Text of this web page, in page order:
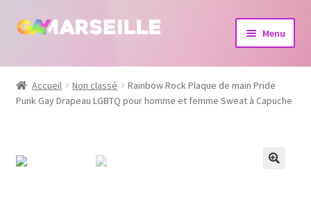
Aller
navigation
Aller
Menu
Boutique
Bijoux
Accueil Non classé
Rainbow Rock Plaque de main Pride
Punk Gay Drapeau LGBTQ pour homme et femme Sweat à Capuche